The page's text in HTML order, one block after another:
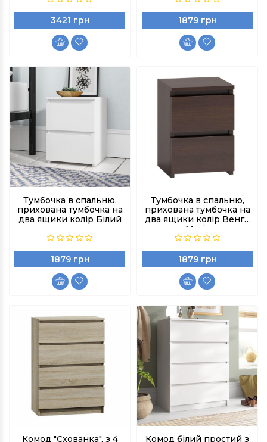
3421 грн
1879 грн
Тумбочка в спальню,
прихована тумбочка на
два ящики колір Білий
1879 грн
Тумбочка в спальню,
прихована тумбочка на
два ящики колір Венге
Магія
1879 грн
Комод "Схованка", з 4 Комод білий простий з